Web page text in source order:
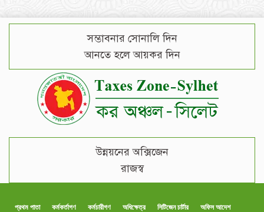
সম্ভাবনার সোনালি দিন
আনতে হলে আয়কর দিন
উন্নয়নের অক্সিজেন
রাজস্ব
প্রথম পাতা কর্মকর্তাগণ কর্মচারীগণ অধিক্ষেত্র সিটিজেন চার্টার অফিস আদেশ